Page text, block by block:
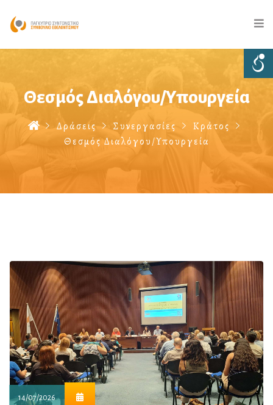
Θεσμός Διαλόγου/Υπουργεία
Δράσεις Συνεργασίες
Κράτος
Θεσμός Διαλόγου/Υπουργεία
14/07/2026